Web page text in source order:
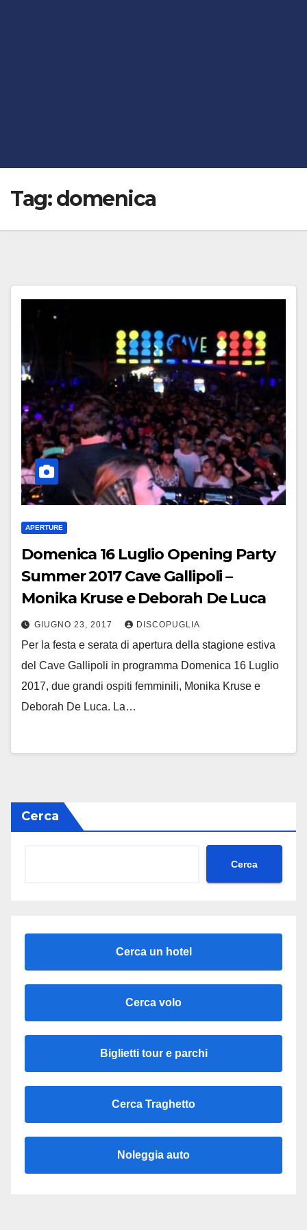
Tag:domenica
APERTURE
Domenica 16 Luglio Opening Party
Summer 2017 Cave Gallipoli –
Monika Kruse e Deborah De Luca
GIUGNO 23, 2017 DISCOPUGLIA
Per la festa e serata di apertura della stagione estiva
del Cave Gallipoli in programma Domenica 16 Luglio
2017, due grandi ospiti femminili, Monika Kruse e
Deborah De Luca. La…
Cerca
Cerca
Cerca un hotel
Cerca volo
Biglietti tour e parchi
Cerca Traghetto
Noleggia auto